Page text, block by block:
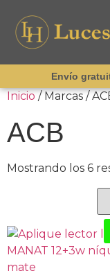
Envío
Inicio / Marcas /
ACB
Mostrando los 6